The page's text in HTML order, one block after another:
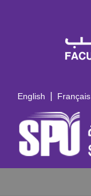
English | Français